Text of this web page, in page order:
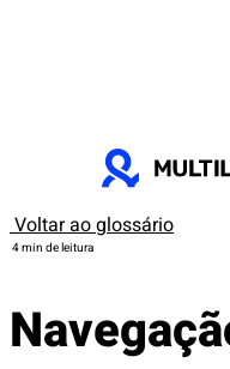
Voltar ao glossário
4 min de leitura